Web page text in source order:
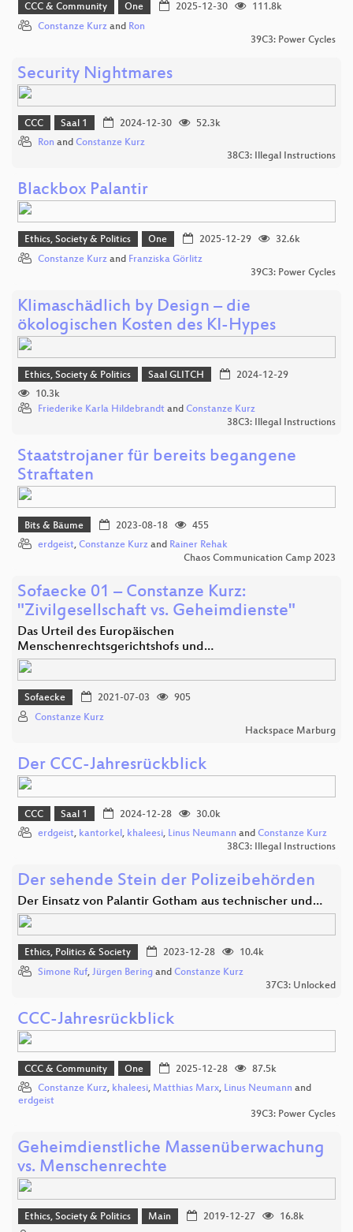
CCC & Community One 2025-12-30
111.8k
Constanze Kurz and Ron
39C3: Power Cycles
Security Nightmares
CCC Saal 1 2024-12-30
52.3k
Ron and Constanze Kurz
38C3: Illegal Instructions
Blackbox Palantir
Ethics, Society & Politics One 2025-12-29
32.6k
Constanze Kurz and Franziska Görlitz
39C3: Power Cycles
Klimaschädlich by Design – die
ökologischen Kosten des KI-Hypes
Ethics, Society & Politics Saal GLITCH
2024-12-29
10.3k
Friederike Karla Hildebrandt and Constanze Kurz
38C3: Illegal Instructions
Staatstrojaner für bereits begangene
Straftaten
Bits & Bäume 2023-08-18
455
erdgeist, Constanze Kurz and Rainer Rehak
Chaos Communication Camp 2023
Sofaecke 01 – Constanze Kurz:
"Zivilgesellschaft vs. Geheimdienste"
Das Urteil des Europäischen
Menschenrechtsgerichtshofs und…
Sofaecke 2021-07-03
905
Constanze Kurz
Hackspace Marburg
Der CCC-Jahresrückblick
CCC Saal 1 2024-12-28
30.0k
erdgeist, kantorkel, khaleesi, Linus Neumann and Constanze Kurz
38C3: Illegal Instructions
Der sehende Stein der Polizeibehörden
Der Einsatz von Palantir Gotham aus technischer und…
Ethics, Politics & Society 2023-12-28
10.4k
Simone Ruf, Jürgen Bering and Constanze Kurz
37C3: Unlocked
CCC-Jahresrückblick
CCC & Community One 2025-12-28
87.5k
Constanze Kurz, khaleesi, Matthias Marx, Linus Neumann and
erdgeist
39C3: Power Cycles
Geheimdienstliche Massenüberwachung
vs. Menschenrechte
Ethics, Society & Politics Main 2019-12-27
16.8k